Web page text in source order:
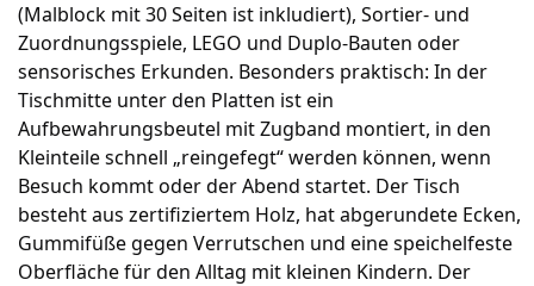
(Malblock mit 30 Seiten ist inkludiert), Sortier- und
Zuordnungsspiele, LEGO und Duplo-Bauten oder
sensorisches Erkunden. Besonders praktisch: In der
Tischmitte unter den Platten ist ein
Aufbewahrungsbeutel mit Zugband montiert, in den
Kleinteile schnell „reingefegt“ werden können, wenn
Besuch kommt oder der Abend startet. Der Tisch
besteht aus zertifiziertem Holz, hat abgerundete Ecken,
Gummifüße gegen Verrutschen und eine speichelfeste
Oberfläche für den Alltag mit kleinen Kindern. Der